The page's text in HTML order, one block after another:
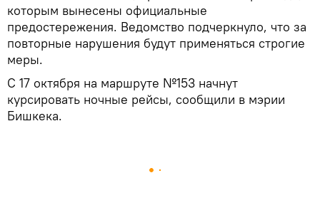
которым вынесены официальные
предостережения. Ведомство подчеркнуло, что за
повторные нарушения будут применяться строгие
меры.
С 17 октября на маршруте №153 начнут
курсировать ночные рейсы, сообщили в мэрии
Бишкека.